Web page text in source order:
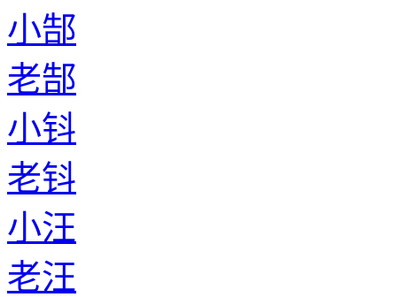
小郜
老郜
小钭
老钭
小汪
老汪